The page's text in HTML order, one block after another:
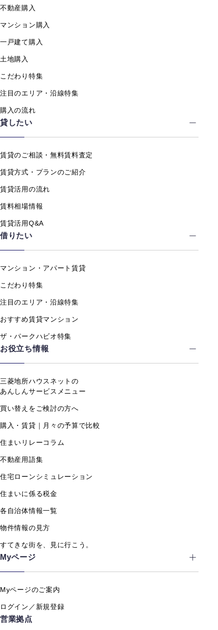
不動産購入
マンション購入
一戸建て購入
土地購入
こだわり特集
注目のエリア・沿線特集
購入の流れ
貸したい
賃貸のご相談・無料賃料査定
賃貸方式・プランのご紹介
賃貸活用の流れ
賃料相場情報
賃貸活用Q&A
借りたい
マンション・アパート賃貸
こだわり特集
注目のエリア・沿線特集
おすすめ賃貸マンション
ザ・パークハビオ特集
お役立ち情報
三菱地所ハウスネットの
あんしんサービスメニュー
買い替えをご検討の方へ
購入・賃貸｜月々の予算で比較
住まいリレーコラム
不動産用語集
住宅ローンシミュレーション
住まいに係る税金
各自治体情報一覧
物件情報の見方
すてきな街を、見に行こう。
Myページ
Myページのご案内
ログイン／新規登録
営業拠点